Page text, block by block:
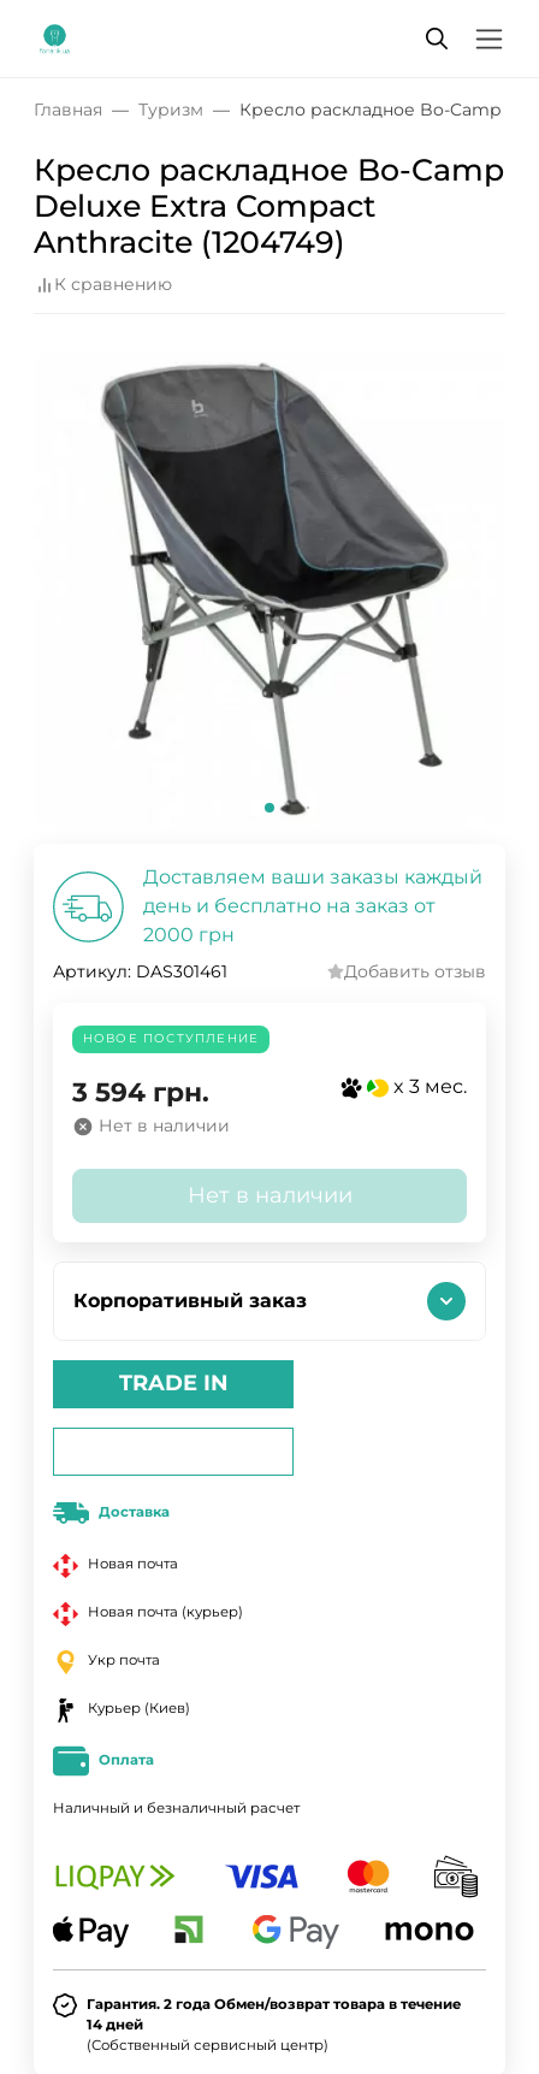
Главная Туризм Кресло раскладное Bo-Camp
Кресло раскладное Bo-Camp
Deluxe Extra Compact
Anthracite (1204749)
К сравнению
Доставляем ваши заказы каждый
день и бесплатно на заказ от
2000 грн
Артикул: DAS301461 Добавить отзыв
НОВОЕ ПОСТУПЛЕНИЕ
3 594 грн. x 3 мес.
Нет в наличии
Нет в наличии
Корпоративный заказ
TRADE IN
Доставка
Новая почта
Новая почта (курьер)
Укр почта
Курьер (Киев)
Оплата
Наличный и безналичный расчет
Гарантия. 2 года Обмен/возврат товара в течение
14 дней
(Собственный сервисный центр)